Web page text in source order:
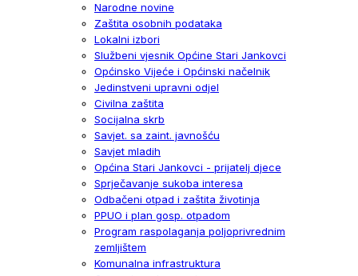
Narodne novine
Zaštita osobnih podataka
Lokalni izbori
Službeni vjesnik Općine Stari Jankovci
Općinsko Vijeće i Općinski načelnik
Jedinstveni upravni odjel
Civilna zaštita
Socijalna skrb
Savjet. sa zaint. javnošću
Savjet mladih
Općina Stari Jankovci - prijatelj djece
Sprječavanje sukoba interesa
Odbačeni otpad i zaštita životinja
PPUO i plan gosp. otpadom
Program raspolaganja poljoprivrednim
zemljištem
Komunalna infrastruktura